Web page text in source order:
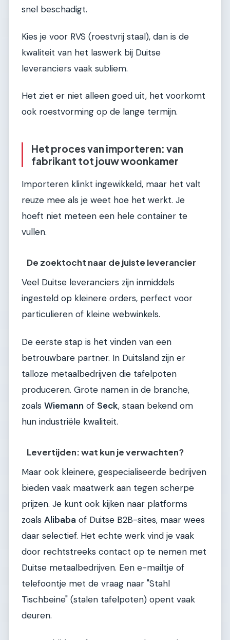
snel beschadigt.
Kies je voor RVS (roestvrij staal), dan is de
kwaliteit van het laswerk bij Duitse
leveranciers vaak subliem.
Het ziet er niet alleen goed uit, het voorkomt
ook roestvorming op de lange termijn.
Het proces van importeren: van
fabrikant tot jouw woonkamer
Importeren klinkt ingewikkeld, maar het valt
reuze mee als je weet hoe het werkt. Je
hoeft niet meteen een hele container te
vullen.
De zoektocht naar de juiste leverancier
Veel Duitse leveranciers zijn inmiddels
ingesteld op kleinere orders, perfect voor
particulieren of kleine webwinkels.
De eerste stap is het vinden van een
betrouwbare partner. In Duitsland zijn er
talloze metaalbedrijven die tafelpoten
produceren. Grote namen in de branche,
zoals Wiemann of Seck, staan bekend om
hun industriële kwaliteit.
Levertijden: wat kun je verwachten?
Maar ook kleinere, gespecialiseerde bedrijven
bieden vaak maatwerk aan tegen scherpe
prijzen. Je kunt ook kijken naar platforms
zoals Alibaba of Duitse B2B-sites, maar wees
daar selectief. Het echte werk vind je vaak
door rechtstreeks contact op te nemen met
Duitse metaalbedrijven. Een e-mailtje of
telefoontje met de vraag naar "Stahl
Tischbeine" (stalen tafelpoten) opent vaak
deuren.